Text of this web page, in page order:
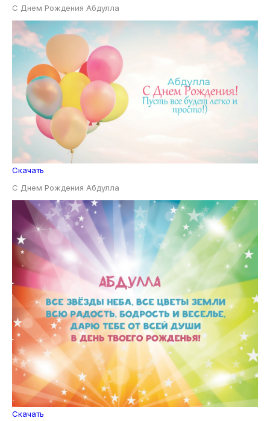
С Днем Рождения Абдулла
Скачать
С Днем Рождения Абдулла
Скачать